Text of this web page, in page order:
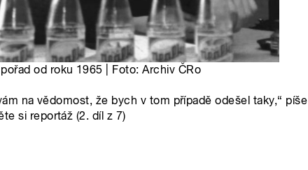
od roku 1965 | Foto: Archiv ČRo
na vědomost, že bych v tom případě odešel taky,“ píše
si reportáž (2. díl z 7)